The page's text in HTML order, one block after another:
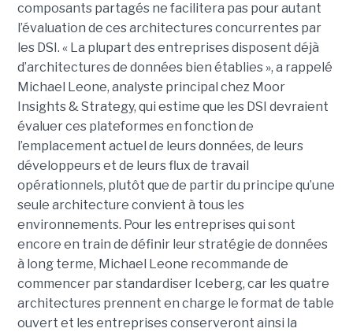
composants partagés ne facilitera pas pour autant
l’évaluation de ces architectures concurrentes par
les DSI. « La plupart des entreprises disposent déjà
d’architectures de données bien établies », a rappelé
Michael Leone, analyste principal chez Moor
Insights & Strategy, qui estime que les DSI devraient
évaluer ces plateformes en fonction de
l’emplacement actuel de leurs données, de leurs
développeurs et de leurs flux de travail
opérationnels, plutôt que de partir du principe qu’une
seule architecture convient à tous les
environnements. Pour les entreprises qui sont
encore en train de définir leur stratégie de données
à long terme, Michael Leone recommande de
commencer par standardiser Iceberg, car les quatre
architectures prennent en charge le format de table
ouvert et les entreprises conserveront ainsi la